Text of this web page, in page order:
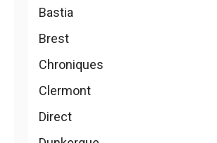
Bastia
Brest
Chroniques
Clermont
Direct